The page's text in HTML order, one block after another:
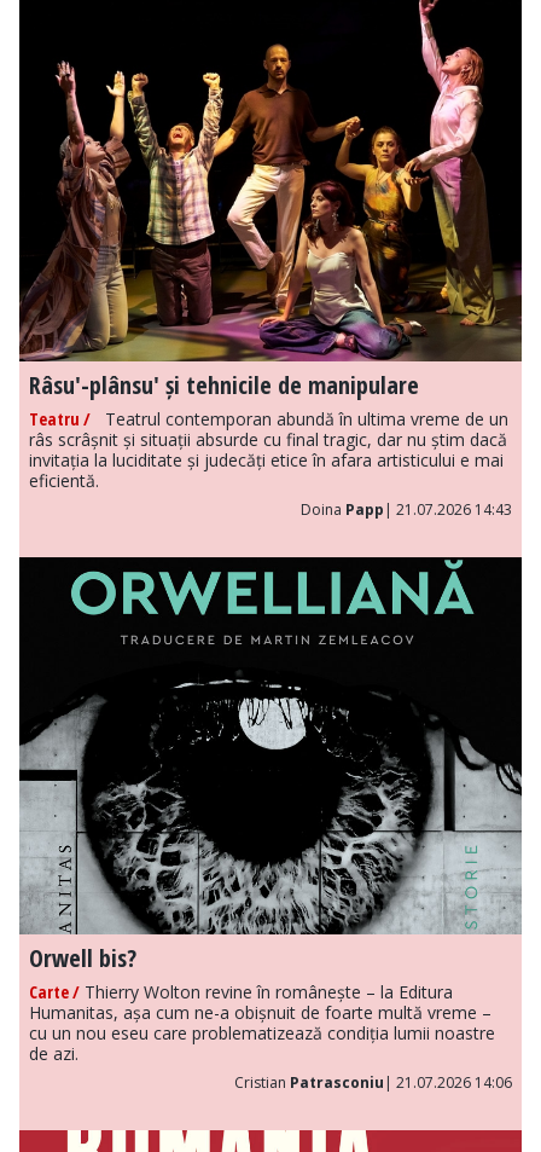
Râsu'-plânsu' și tehnicile de manipulare
Teatru / Teatrul contemporan abundă în ultima vreme de un
râs scrâșnit și situații absurde cu final tragic, dar nu știm dacă
invitația la luciditate și judecăți etice în afara artisticului e mai
eficientă.
Doina Papp | 21.07.2026 14:43
Orwell bis?
Carte / Thierry Wolton revine în românește – la Editura
Humanitas, așa cum ne-a obișnuit de foarte multă vreme –
cu un nou eseu care problematizează condiția lumii noastre
de azi.
Cristian Patrasconiu | 21.07.2026 14:06